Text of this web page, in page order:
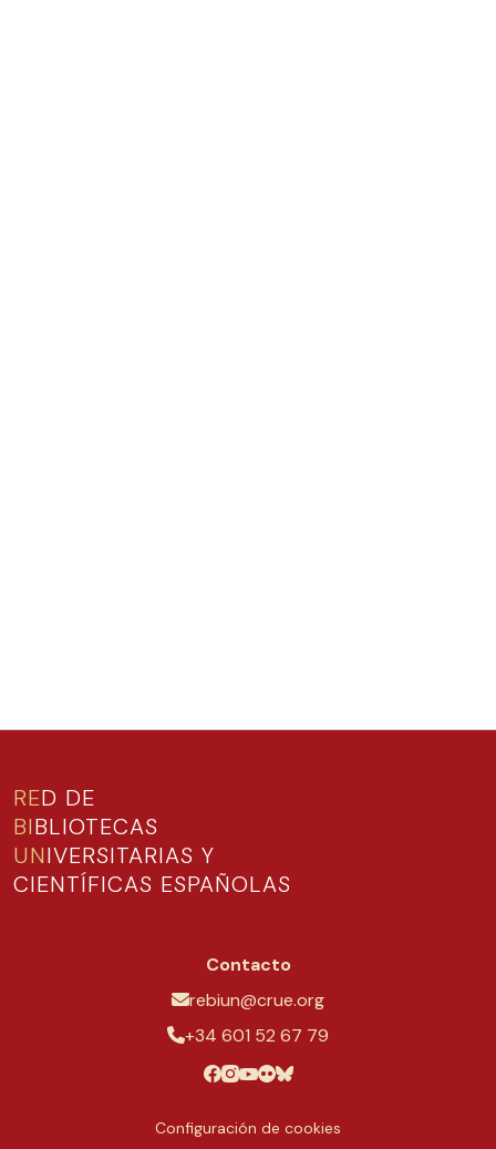
RED DE
BIBLIOTECAS
UNIVERSITARIAS Y
CIENTÍFICAS ESPAÑOLAS
Contacto
rebiun@crue.org
+34 601 52 67 79
Configuración de cookies